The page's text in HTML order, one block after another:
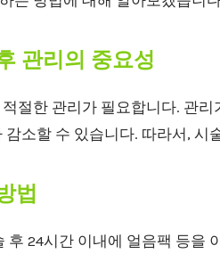
관리의 중요성
절한 관리가 필요합니다. 관리
감소할 수 있습니다. 따라서,
법
후 24시간 이내에 얼음팩 등을